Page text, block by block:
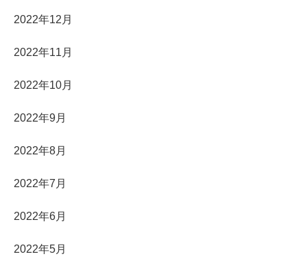
2022年12月
2022年11月
2022年10月
2022年9月
2022年8月
2022年7月
2022年6月
2022年5月